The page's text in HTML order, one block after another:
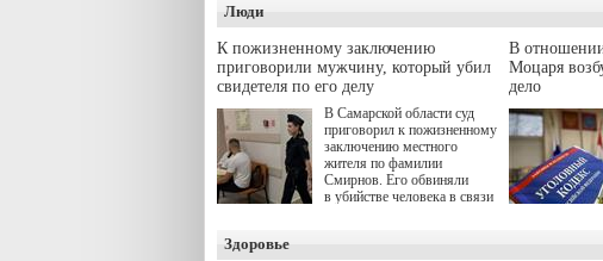
"Помощь фронту и семьям
участников СВО", которая
прошла в Отрадном 7
августа.
Люди
К пожизненному заключению
приговорили мужчину, который убил
свидетеля по его делу
В Самарской области суд
приговорил к пожизненному
заключению местного
жителя по фамилии
Смирнов. Его обвиняли
в убийстве человека в связи
В
Моцаря
дело
Здоровье